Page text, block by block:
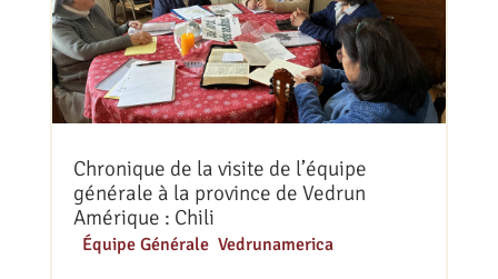
Chronique de la visite de l’équipe
générale à la province de Vedrun
Amérique : Chili
Équipe Générale, Vedrunamerica